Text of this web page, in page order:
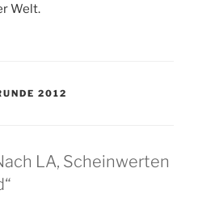
Welt.
2012
LA, Scheinwerten